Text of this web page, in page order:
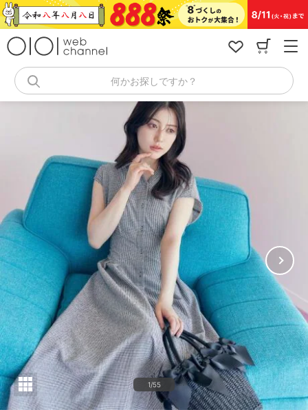
コ
ン
キ
何かお探しですか？
1/55